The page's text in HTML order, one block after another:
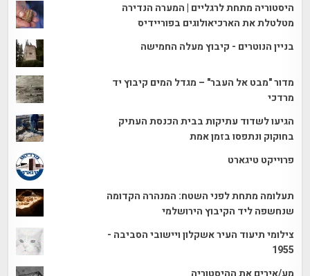
היסטוריה מתחת לרגליים | המערה הנדירה
מטלטלת את הארכיאולוגים בפוריידיס
בניין הנוטרים - קיבוץ מעלה החמישה
מדור "מבט אל העבר" – מגדל המים קיבוץ יד
מרדכי
הגיעו לשדוד עתיקות בבית הכנסת העתיק
בחוקוק ונתפסו בזמן אמת
פרוייקט טיגארט
תעלומה מתחת לפני השטח: המנהרה הקדומה
שנחשפה ליד הקיבוץ הירושלמי
צילומי תיעוד העיר אשקלון ויישובי הסביבה -
1955